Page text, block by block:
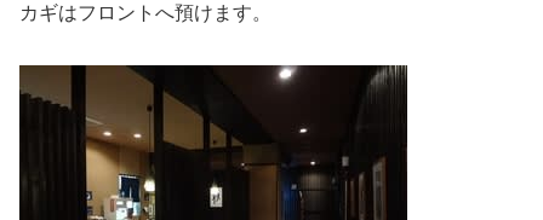
カギはフロントへ預けます。